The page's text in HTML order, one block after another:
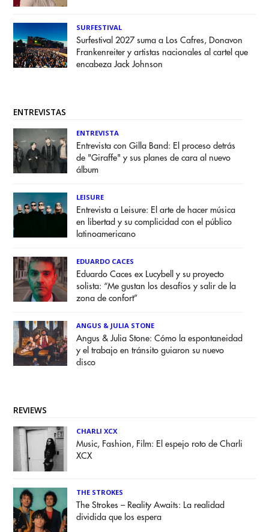
SURFESTIVAL
Surfestival 2027 suma a Los Cafres, Donavon
Frankenreiter y artistas nacionales al cartel que
encabeza Jack Johnson
ENTREVISTAS
ENTREVISTA
Entrevista con Gilla Band: El proceso detrás
de "Giraffe" y sus planes de cara al nuevo
álbum
LEISURE
Entrevista a Leisure: El arte de hacer música
en libertad y su complicidad con el público
latinoamericano
EDUARDO CACES
Eduardo Caces ex Lucybell y su proyecto
solista: “Me gustan los desafíos y salir de la
zona de confort”
ANGUS & JULIA STONE
Angus & Julia Stone: Cómo la espontaneidad
y el trabajo en tránsito guiaron su nuevo
disco
REVIEWS
CHARLI XCX
Music, Fashion, Film: El espejo roto de Charli
XCX
THE STROKES
The Strokes – Reality Awaits: La realidad
dividida que los espera